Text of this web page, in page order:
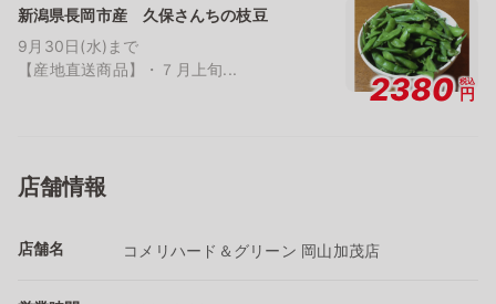
新潟県長岡市産 久保さんちの枝豆
9月30日(水)まで
【産地直送商品】・７月上旬...
2380 税込
円
店舗情報
店舗名 コメリハード＆グリーン 岡山加茂店